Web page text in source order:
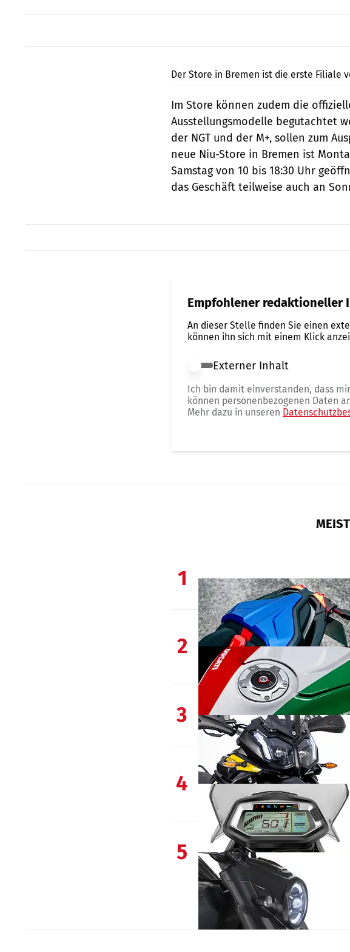
Der Store in Bremen ist die erste Filiale
Im Store können zudem die
Ausstellungsmodelle begutachtet
der NGT und der M+, sollen zum
neue Niu-Store in Bremen ist
Samstag von 10 bis 18:30 Uhr
das Geschäft teilweise auch an
Empfohlener redaktioneller
An dieser Stelle finden Sie einen
können ihn sich mit einem Klick
Externer Inhalt erlauben
Externer Inhalt
Ich bin damit einverstanden, dass
können personenbezogenen Daten
Mehr dazu in unseren
1
2
3
4
5